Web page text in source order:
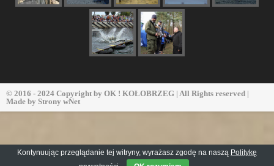
© 2016 - 2024 Copyright by OK ! KOŁOBRZEG | All Rights reserved |
Made by Strony wNet
Kontynuując przeglądanie tej witryny, wyrażasz zgodę na naszą Politykę